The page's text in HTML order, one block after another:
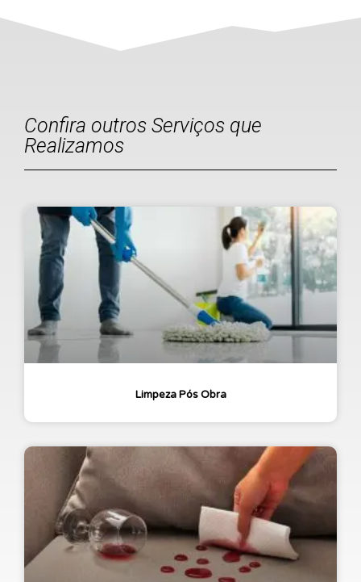
Confira outros Serviços que
Realizamos
Limpeza Pós Obra